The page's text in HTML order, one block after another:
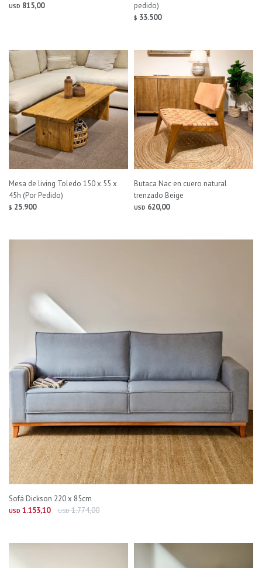
USD 815,00
pedido)
$ 33.500
Mesa de living Toledo 150 x 55 x
45h (Por Pedido)
$ 25.900
Butaca Nac en cuero natural
trenzado Beige
USD 620,00
Sofá Dickson 220 x 85cm
USD 1.153,10 USD 1.774,00